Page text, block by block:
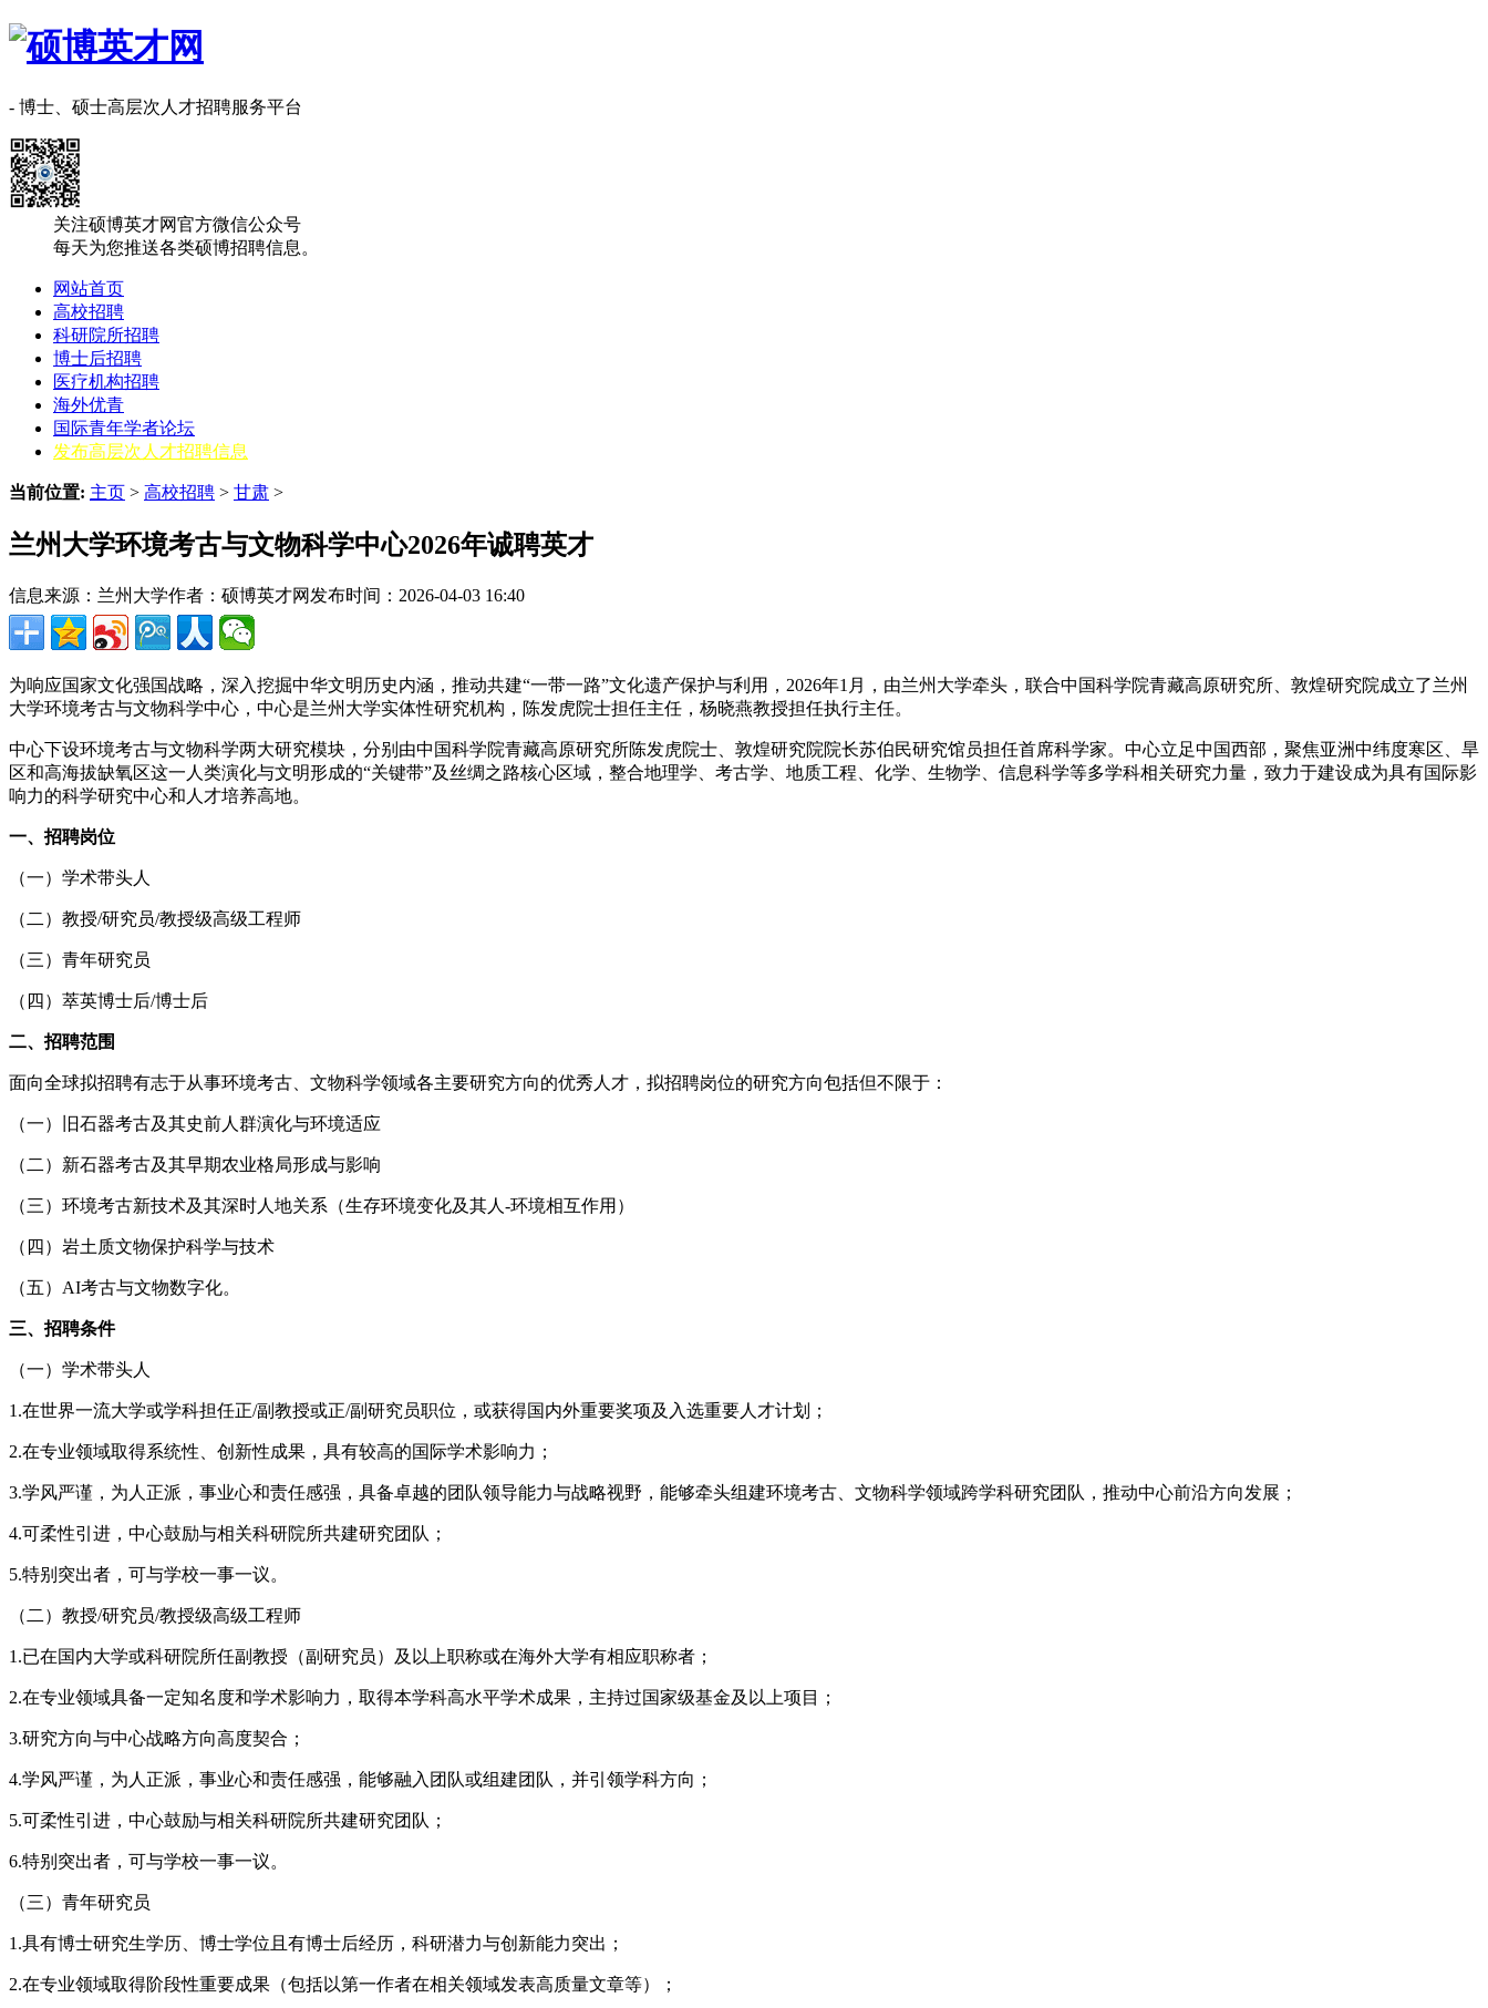
- 博士、硕士高层次人才招聘服务平台
关注硕博英才网官方微信公众号
每天为您推送各类硕博招聘信息。
网站首页
高校招聘
科研院所招聘
博士后招聘
医疗机构招聘
海外优青
国际青年学者论坛
发布高层次人才招聘信息
当前位置: 主页 > 高校招聘 > 甘肃 >
兰州大学环境考古与文物科学中心2026年诚聘英才
信息来源：兰州大学作者：硕博英才网 发布时间：2026-04-03 16:40
为响应国家文化强国战略，深入挖掘中华文明历史内涵，推动共建“一带一路”文化遗产保护与利用，2026年1月，由兰州大学牵头，联合中国科学院青藏高原研究所、敦煌研究院成立了兰州
大学环境考古与文物科学中心，中心是兰州大学实体性研究机构，陈发虎院士担任主任，杨晓燕教授担任执行主任。
中心下设环境考古与文物科学两大研究模块，分别由中国科学院青藏高原研究所陈发虎院士、敦煌研究院院长苏伯民研究馆员担任首席科学家。中心立足中国西部，聚焦亚洲中纬度寒区、旱
区和高海拔缺氧区这一人类演化与文明形成的“关键带”及丝绸之路核心区域，整合地理学、考古学、地质工程、化学、生物学、信息科学等多学科相关研究力量，致力于建设成为具有国际影
响力的科学研究中心和人才培养高地。
一、招聘岗位
（一）学术带头人
（二）教授/研究员/教授级高级工程师
（三）青年研究员
（四）萃英博士后/博士后
二、招聘范围
面向全球拟招聘有志于从事环境考古、文物科学领域各主要研究方向的优秀人才，拟招聘岗位的研究方向包括但不限于：
（一）旧石器考古及其史前人群演化与环境适应
（二）新石器考古及其早期农业格局形成与影响
（三）环境考古新技术及其深时人地关系（生存环境变化及其人-环境相互作用）
（四）岩土质文物保护科学与技术
（五）AI考古与文物数字化。
三、招聘条件
（一）学术带头人
1.在世界一流大学或学科担任正/副教授或正/副研究员职位，或获得国内外重要奖项及入选重要人才计划；
2.在专业领域取得系统性、创新性成果，具有较高的国际学术影响力；
3.学风严谨，为人正派，事业心和责任感强，具备卓越的团队领导能力与战略视野，能够牵头组建环境考古、文物科学领域跨学科研究团队，推动中心前沿方向发展；
4.可柔性引进，中心鼓励与相关科研院所共建研究团队；
5.特别突出者，可与学校一事一议。
（二）教授/研究员/教授级高级工程师
1.已在国内大学或科研院所任副教授（副研究员）及以上职称或在海外大学有相应职称者；
2.在专业领域具备一定知名度和学术影响力，取得本学科高水平学术成果，主持过国家级基金及以上项目；
3.研究方向与中心战略方向高度契合；
4.学风严谨，为人正派，事业心和责任感强，能够融入团队或组建团队，并引领学科方向；
5.可柔性引进，中心鼓励与相关科研院所共建研究团队；
6.特别突出者，可与学校一事一议。
（三）青年研究员
1.具有博士研究生学历、博士学位且有博士后经历，科研潜力与创新能力突出；
2.在专业领域取得阶段性重要成果（包括以第一作者在相关领域发表高质量文章等）；